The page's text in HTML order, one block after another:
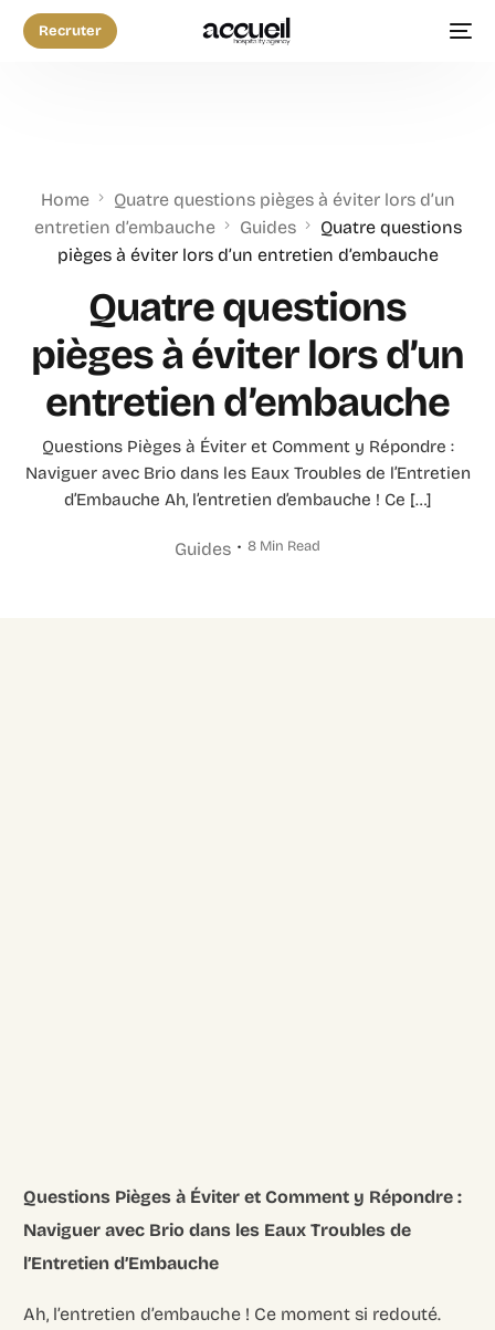
Recruter
Home
Quatre questions pièges à éviter lors d’un
entretien d’embauche
Guides
Quatre questions
pièges à éviter lors d’un entretien d’embauche
Quatre questions
pièges à éviter lors d’un
entretien d’embauche
Questions Pièges à Éviter et Comment y Répondre :
Naviguer avec Brio dans les Eaux Troubles de l’Entretien
d’Embauche Ah, l’entretien d’embauche ! Ce […]
Guides 8 Min Read
Questions Pièges à Éviter et Comment y Répondre :
Naviguer avec Brio dans les Eaux Troubles de
l’Entretien d’Embauche
Ah, l’entretien d’embauche ! Ce moment si redouté.